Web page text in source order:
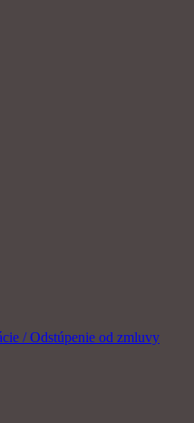
/ Odstúpenie od zmluvy